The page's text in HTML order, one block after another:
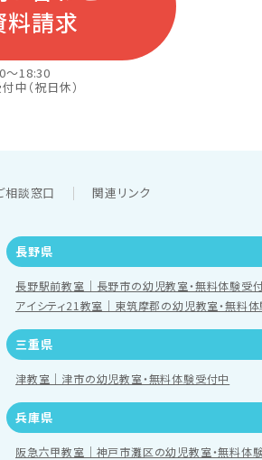
料請求
～18:30
中（祝日休）
相談窓口 関連リンク
長野県
長野駅前教室｜長野市の幼児教室・無料体験受
アイシティ21教室｜東筑摩郡の幼児教室・無料
三重県
津教室｜津市の幼児教室・無料体験受付中
兵庫県
阪急六甲教室｜神戸市灘区の幼児教室・無料体